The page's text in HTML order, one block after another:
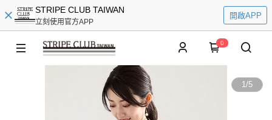
STRIPE CLUB TAIWAN
立刻使用官方APP
開啟APP
0
1/5